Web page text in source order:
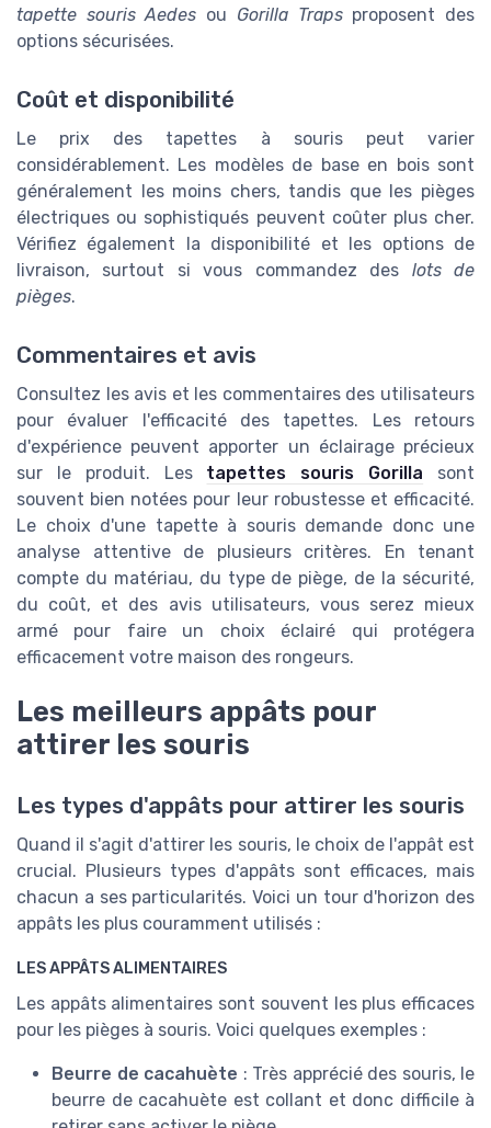
tapette souris Aedes ou Gorilla Trapsproposent des
options sécurisées.
Coût et disponibilité
Le prix des tapettes à souris peut varier
considérablement. Les modèles de base en bois sont
généralement les moins chers, tandis que les pièges
électriques ou sophistiqués peuvent coûter plus cher.
Vérifiez également la disponibilité et les options de
livraison, surtout si vous commandez des lots de
pièges.
Commentaires et avis
Consultez les avis et les commentaires des utilisateurs
pour évaluer l'efficacité des tapettes. Les retours
d'expérience peuvent apporter un éclairage précieux
sur le produit. Les tapettes souris Gorilla sont
souvent bien notées pour leur robustesse et efficacité.
Le choix d'une tapette à souris demande donc une
analyse attentive de plusieurs critères. En tenant
compte du matériau, du type de piège, de la sécurité,
du coût, et des avis utilisateurs, vous serez mieux
armé pour faire un choix éclairé qui protégera
efficacement votre maison des rongeurs.
Les meilleurs appâts pour
attirer les souris
Les types d'appâts pour attirer les souris
Quand il s'agit d'attirer les souris, le choix de l'appât est
crucial. Plusieurs types d'appâts sont efficaces, mais
chacun a ses particularités. Voici un tour d'horizon des
appâts les plus couramment utilisés :
LES APPÂTS ALIMENTAIRES
Les appâts alimentaires sont souvent les plus efficaces
pour les pièges à souris. Voici quelques exemples :
Beurre de cacahuète : Très apprécié des souris, le
beurre de cacahuète est collant et donc difficile à